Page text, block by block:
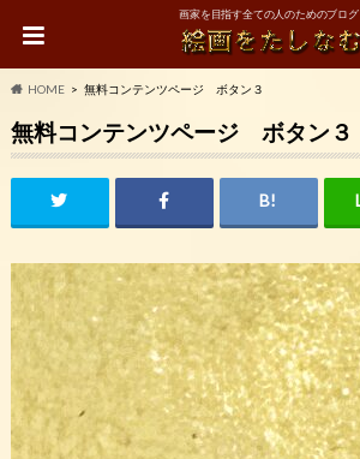
画家を目指す全ての人のためのブログ
HOME 無料コンテンツページ ボタン３
無料コンテンツページ ボタン３